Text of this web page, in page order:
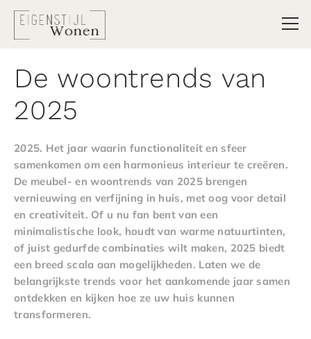
De woontrends van
2025
2025. Het jaar waarin functionaliteit en sfeer
samenkomen om een harmonieus interieur te creëren.
De meubel- en woontrends van 2025 brengen
vernieuwing en verfijning in huis, met oog voor detail
en creativiteit. Of u nu fan bent van een
minimalistische look, houdt van warme natuurtinten,
of juist gedurfde combinaties wilt maken, 2025 biedt
een breed scala aan mogelijkheden. Laten we de
belangrijkste trends voor het aankomende jaar samen
ontdekken en kijken hoe ze uw huis kunnen
transformeren.